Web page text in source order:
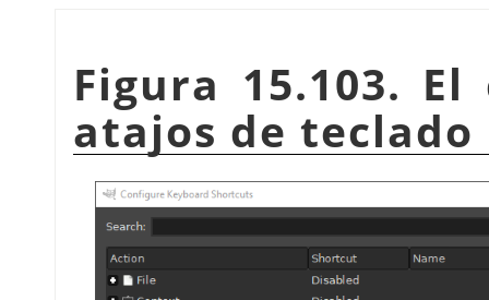
Figura 15.103.
atajos de teclado